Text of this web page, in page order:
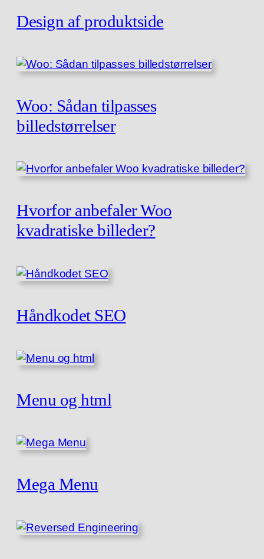
Design af produktside
Woo: Sådan tilpasses
billedstørrelser
Hvorfor anbefaler Woo
kvadratiske billeder?
Håndkodet SEO
Menu og html
Mega Menu